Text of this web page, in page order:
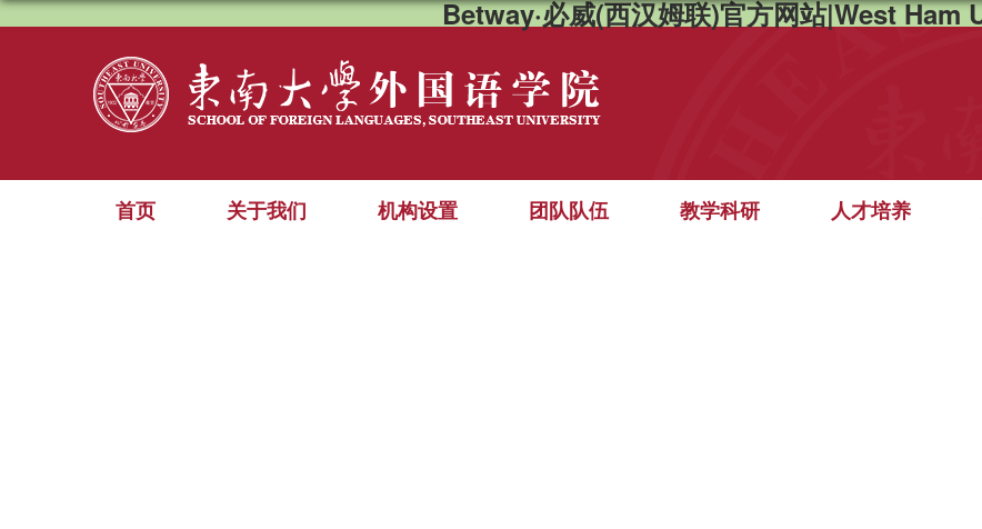
Betway·必威(西汉姆联)官方网站|West Ham
首页 关于我们 机构设置 团队队伍 教学科研 人才培养